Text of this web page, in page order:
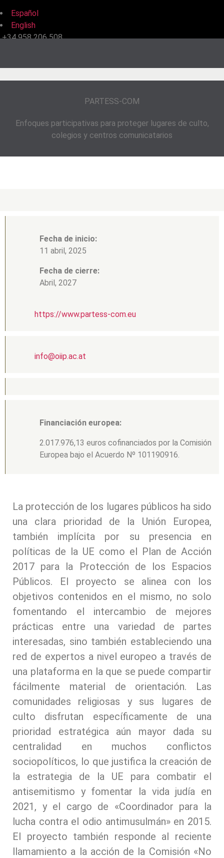
Español
English
+34 958 206 508
PARTESS-COM
Enfoques participativas para proteger lugares de culto,
colegios y centros comunicatarios
Fecha de inicio:
11 abril, 2025
Fecha de cierre:
Abril, 2027
https://www.partess-com.eu
info@oiip.ac.at
Financiación europea:
2.017.976,13 euros cofinanciados por la Comisión
Europea bajo el Acuerdo Nº 101190916.
La protección de los lugares públicos ha sido
una clara prioridad de la Unión Europea,
también implícita por su presencia en
políticas de la UE como el Plan de Acción
2017 para la Protección de los Espacios
Públicos. El proyecto se alinea con los
objetivos contenidos en el mismo, no solo
fomentando el intercambio de mejores
prácticas entre una variedad de partes
interesadas, sino también estableciendo una
red de expertos a nivel europeo a través de
una plataforma en la que se puede compartir
fácilmente material de orientación. Las
comunidades religiosas y sus lugares de
culto disfrutan específicamente de una
prioridad estratégica aún mayor dada su
centralidad en muchos conflictos
sociopolíticos, lo que justifica la creación de
la estrategia de la UE para combatir el
antisemitismo y fomentar la vida judía en
2021, y el cargo de «Coordinador para la
lucha contra el odio antimusulmán» en 2015.
El proyecto también responde al reciente
llamamiento a la acción de la Comisión «No